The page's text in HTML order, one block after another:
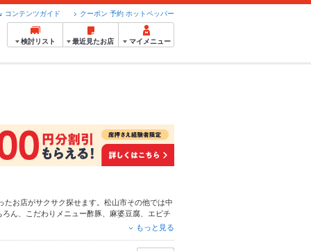
クーポン 予約 ホットペッパー
コンテンツガイド
検討リスト 最近見たお店 マイメニュー
お店がサクサク探せます。松山市その他では中
ん、こだわりメニュー酢豚 麻婆豆腐
エビチ
なネット予約が使えるお店も拡大中です。友達
もっと見る